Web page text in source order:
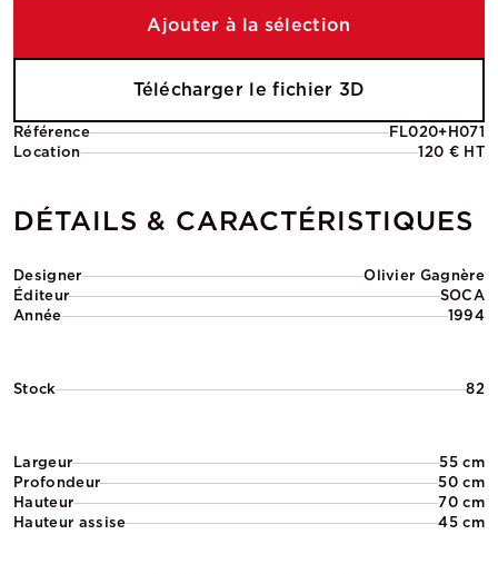
Référence
FL020+H071
Location
120 € HT
DÉTAILS & CARACTÉRISTIQUES
Designer
Olivier Gagnère
Éditeur
SOCA
Année
1994
Stock 82
Largeur
55 cm
Profondeur
50 cm
Hauteur
70 cm
Hauteur assise
45 cm
Ajouter à la sélection
Télécharger le fichier 3D